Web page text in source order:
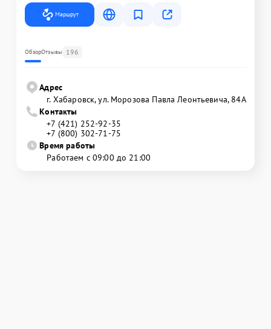
Маршрут
ОбзорОтзывы 196
Адрес
г. Хабаровск, ул. Морозова Павла Леонтьевича, 84А
Контакты
+7 (421) 252-92-35
+7 (800) 302-71-75
Время работы
Работаем с 09:00 до 21:00